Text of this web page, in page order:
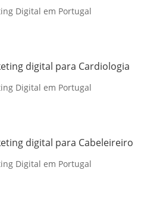
Digital em Portugal
digital para Cardiologia
Digital em Portugal
digital para Cabeleireiro
Digital em Portugal